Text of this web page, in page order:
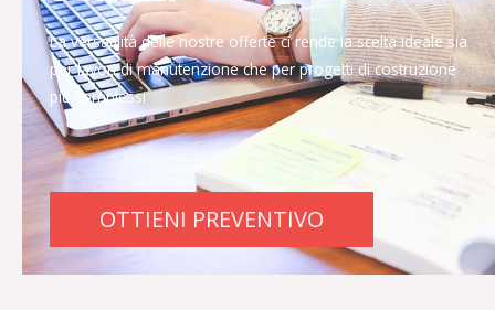
La versatilità delle nostre offerte ci rende la scelta ideale sia
per lavori di manutenzione che per progetti di costruzione
più complessi
OTTIENI PREVENTIVO